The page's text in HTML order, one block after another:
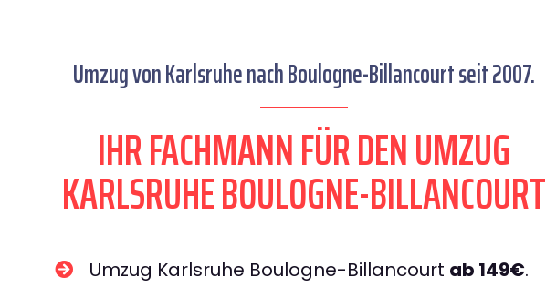
Umzug von Karlsruhe nach Boulogne-Billancourt seit 2007.
IHR FACHMANN FÜR DEN UMZUG
KARLSRUHE BOULOGNE-BILLANCOURT
Umzug Karlsruhe Boulogne-Billancourt ab 149€.